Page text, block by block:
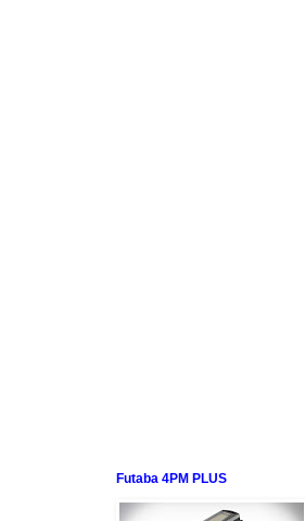
Futaba 4PM PLUS